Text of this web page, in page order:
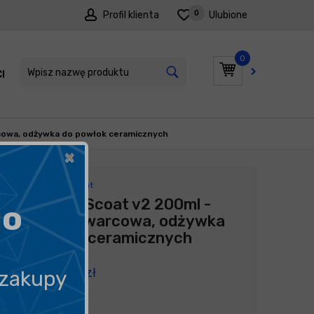
Profil klienta Ulubione
0
0
PROMOCJE
odżywka do powłok ceramicznych
Producent: Ultracoat
Ultracoat Scoat v2 200ml -
powłoka kwarcowa, odżywka
do powłok ceramicznych
149,00 zł
zł/ litr
×